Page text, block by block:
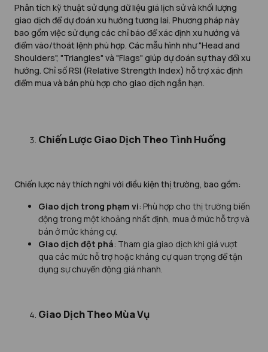
Phân tích kỹ thuật sử dụng dữ liệu giá lịch sử và khối lượng
giao dịch để dự đoán xu hướng tương lai. Phương pháp này
bao gồm việc sử dụng các chỉ báo để xác định xu hướng và
điểm vào/thoát lệnh phù hợp. Các mẫu hình như "Head and
Shoulders", "Triangles" và "Flags" giúp dự đoán sự thay đổi xu
hướng. Chỉ số RSI (Relative Strength Index) hỗ trợ xác định
điểm mua và bán phù hợp cho giao dịch ngắn hạn.
Chiến Lược Giao Dịch Theo Tình Huống
Chiến lược này thích nghi với điều kiện thị trường, bao gồm:
Giao dịch trong phạm vi: Phù hợp cho thị trường biến
động trong một khoảng nhất định, mua ở mức hỗ trợ và
bán ở mức kháng cự.
Giao dịch đột phá: Tham gia giao dịch khi giá vượt
qua các mức hỗ trợ hoặc kháng cự quan trọng để tận
dụng sự chuyển động giá nhanh.
Giao Dịch Theo Mùa Vụ